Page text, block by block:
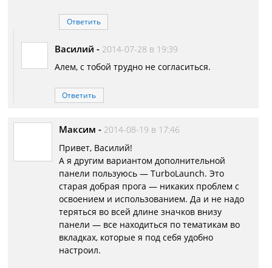
Ответить
Василий - 2014-07-28 в 19:39
Алем, с тобой трудно не согласиться.
Ответить
Максим - 2014-08-19 в 17:46
Привет, Василий!
А я другим вариантом дополнительной
панели пользуюсь — TurboLaunch. Это
старая добрая прога — никаких проблем с
освоением и использованием. Да и не надо
теряться во всей длине значков внизу
панели — все находиться по тематикам во
вкладках, которые я под себя удобно
настроил.